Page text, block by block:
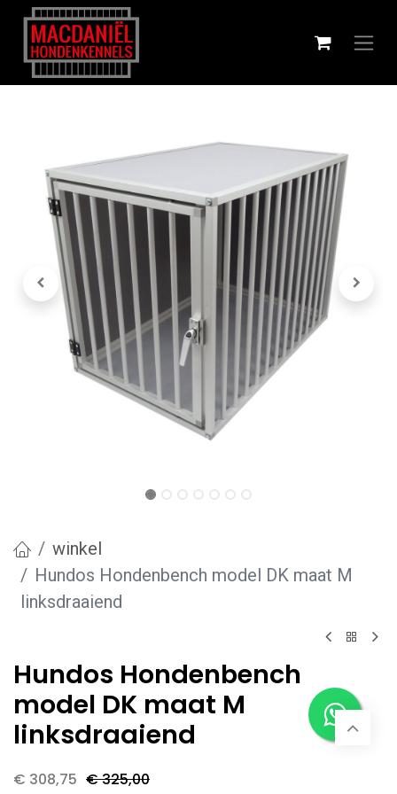
winkel
Hundos Hondenbench model DK maat M
linksdraaiend
Hundos Hondenbench
model DK maat M
linksdraaiend
€ 308,75 €325,00